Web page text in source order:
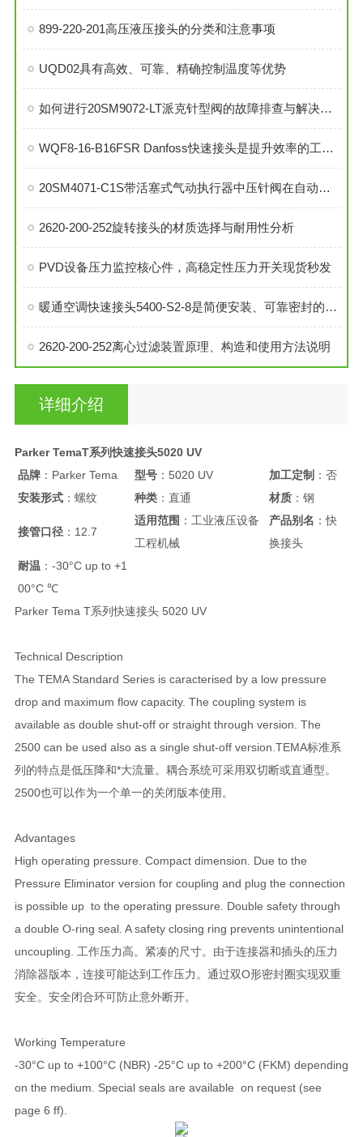
899-220-201高压液压接头的分类和注意事项
UQD02具有高效、可靠、精确控制温度等优势
如何进行20SM9072-LT派克针型阀的故障排查与解决措施？
WQF8-16-B16FSR Danfoss快速接头是提升效率的工业连接解决方案
20SM4071-C1S带活塞式气动执行器中压针阀在自动化系统中的角色与功能
2620-200-252旋转接头的材质选择与耐用性分析
PVD设备压力监控核心件，高稳定性压力开关现货秒发
暖通空调快速接头5400-S2-8是简便安装、可靠密封的理想选择
2620-200-252离心过滤装置原理、构造和使用方法说明
详细介绍
Parker TemaT系列快速接头5020 UV
品牌：Parker Tema 型号：5020 UV 加工定制：否
安装形式：螺纹 种类：直通 材质：钢
接管口径：12.7
适用范围 ：工业液压设备
工程机械
产品别名 ：快
换接头
耐温 ：-30°C up to +1
00°C ℃
Parker Tema T系列快速接头 5020 UV
Technical Description
The TEMA Standard Series is caracterised by a low pressure
drop and maximum flow capacity. The coupling system is
available as double shut-off or straight through version. The
2500 can be used also as a single shut-off version.TEMA标准系
列的特点是低压降和*大流量。耦合系统可采用双切断或直通型。
2500也可以作为一个单一的关闭版本使用。
Advantages
High operating pressure. Compact dimension. Due to the
Pressure Eliminator version for coupling and plug the connection
is possible up to the operating pressure. Double safety through
a double O-ring seal. A safety closing ring prevents unintentional
uncoupling. 工作压力高。紧凑的尺寸。由于连接器和插头的压力
消除器版本，连接可能达到工作压力。通过双O形密封圈实现双重
安全。安全闭合环可防止意外断开。
Working Temperature
-30°C up to +100°C (NBR) -25°C up to +200°C (FKM) depending
on the medium. Special seals are available on request (see
page 6 ff).